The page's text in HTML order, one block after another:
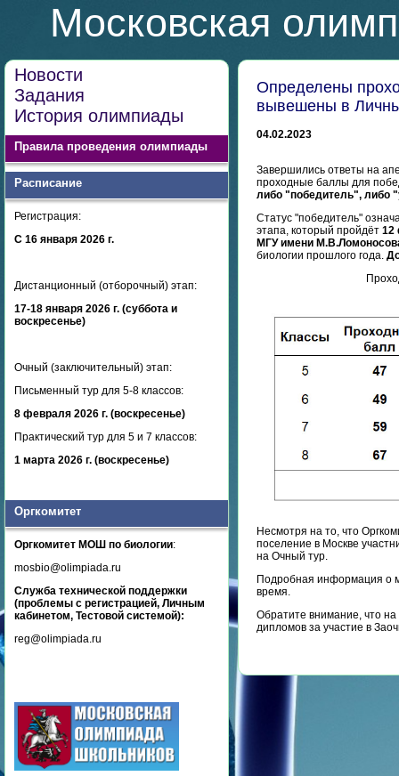
Московская
Новости
Задания
История олимпиады
Правила проведения олимпиады
Расписание
Регистрация:
С 16 января 2026 г.
Дистанционный (отборочный) этап:
17-18 января 2026 г. (суббота и
воскресенье)
Очный (заключительный) этап:
Письменный тур для 5-8 классов:
8 февраля 2026 г. (воскресенье)
Практический тур для 5 и 7 классов:
1 марта 2026 г. (воскресенье)
Оргкомитет
Оргкомитет МОШ по биологии:
mosbio@olimpiada.ru
Служба технической поддержки
(проблемы с регистрацией, Личным
кабинетом, Тестовой системой):
reg@olimpiada.ru
Определены
вывешены в
04.02.2023
Завершились ответы на
проходные баллы для
либо "победитель", либо
Статус "победитель"
этапа, который пройдёт 12
МГУ имени
биологии прошлого года.
Несмотря на то, что
поселение в Москве
на Очный тур.
Подробная информация о
время.
Обратите внимание, что на
дипломов за участие в